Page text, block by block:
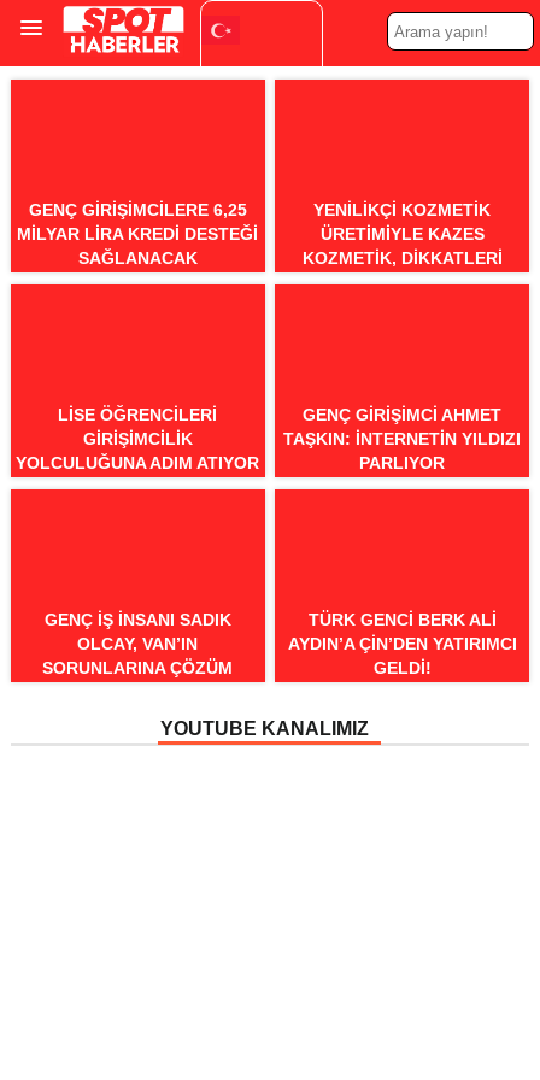
Turkish
GENÇ GIRIŞIMCILERE 6,25
MILYAR LIRA KREDI DESTEĞI
SAĞLANACAK
YENILIKÇI KOZMETIK
ÜRETIMIYLE KAZES
KOZMETIK, DIKKATLERI
ÜZERINE ÇEKIYOR
LISE ÖĞRENCILERI
GIRIŞIMCILIK
YOLCULUĞUNA ADIM ATIYOR
GENÇ GIRIŞIMCI AHMET
TAŞKIN: İNTERNETIN YILDIZI
PARLIYOR
GENÇ IŞ INSANI SADIK
OLCAY, VAN’IN
SORUNLARINA ÇÖZÜM
TÜRK GENCI BERK ALI
AYDIN’A ÇIN’DEN YATIRIMCI
GELDI!
YOUTUBE KANALIMIZ